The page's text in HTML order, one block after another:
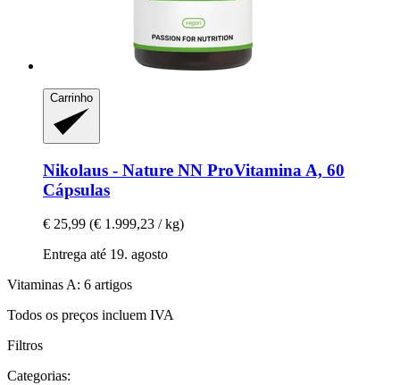
Carrinho
Nikolaus - Nature NN ProVitamina A, 60
Cápsulas
€ 25,99 (€ 1.999,23 / kg)
Entrega até 19. agosto
Vitaminas A: 6 artigos
Todos os preços incluem IVA
Filtros
Categorias: